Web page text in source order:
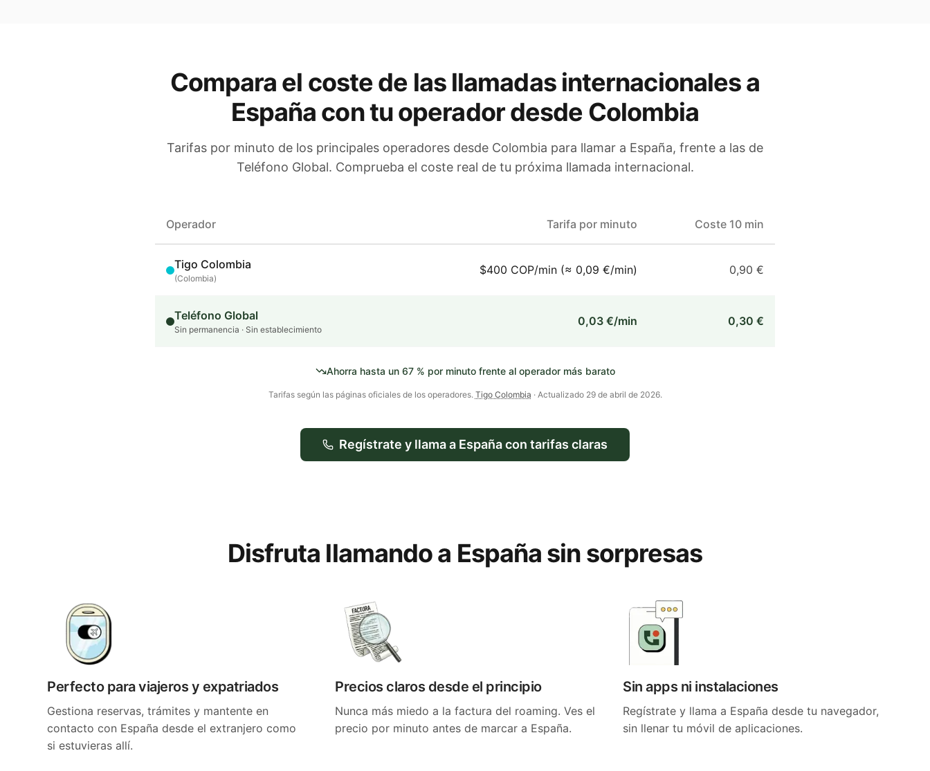
Compara el coste de las llamadas internacionales a
España con tu operadordesde Colombia
Tarifas por minuto de los principales operadores desde Colombia para llamar a España, frente a las de
Teléfono Global. Comprueba el coste real de tu próxima llamada internacional.
Operador Tarifa por minuto Coste 10 min
Tigo Colombia
(Colombia)
$400 COP/min (≈ 0,09 €/min) 0,90 €
Teléfono Global
Sin permanencia · Sin establecimiento
0,03 €/min 0,30 €
Ahorra hasta un 67% por minuto frente al operador más barato
Tarifas según las páginas oficiales de los operadores. Tigo Colombia · Actualizado 29 de abril de 2026.
Regístrate y llama a Españacon tarifas claras
Disfruta llamando a España sin sorpresas
Perfecto para viajeros y expatriados
Gestiona reservas, trámites y mantente en
contacto con España desde el extranjero como
si estuvieras allí.
Precios claros desde el principio
Nunca más miedo a la factura del roaming. Ves el
precio por minuto antes de marcar a España.
Sin apps ni instalaciones
Regístrate y llama a España desde tu navegador,
sin llenar tu móvil de aplicaciones.